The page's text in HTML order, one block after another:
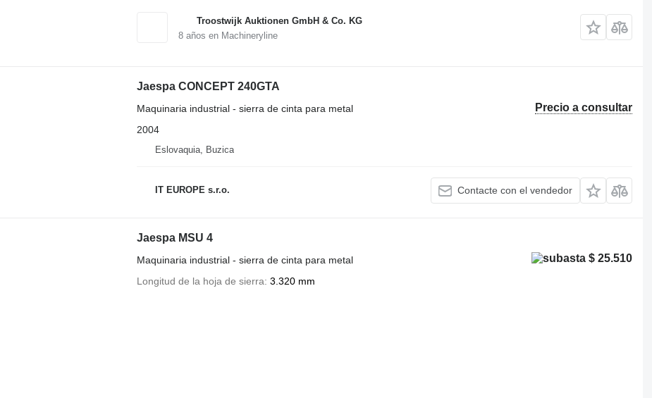
Troostwijk Auktionen GmbH & Co. KG
8años en Machineryline
Jaespa CONCEPT 240GTA
Precio a consultar
Maquinaria industrial - sierra de cinta para metal
2004
Eslovaquia, Buzica
IT EUROPE s.r.o. Contacte con el vendedor
Jaespa MSU 4
$ 25.510
Maquinaria industrial - sierra de cinta para metal
Longitud de la hoja de sierra 3.320 mm